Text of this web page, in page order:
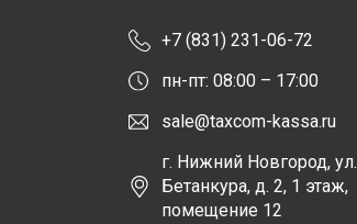
+7 (831) 231-06-72
пн-пт: 08:00 – 17:00
sale@taxcom-kassa.ru
г. Нижний Новгород, ул.
Бетанкура, д. 2, 1 этаж,
помещение 12